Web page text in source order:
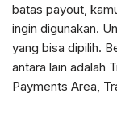
batas payout,
ingin digunakan.
yang bisa dipilih.
antara lain adalah
Payments Area,